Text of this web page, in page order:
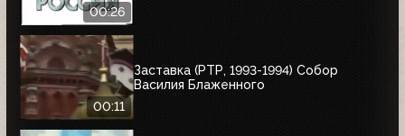
00:26
00:11
Заставка (РТР, 1993-1994) Собор
Василия Блаженного